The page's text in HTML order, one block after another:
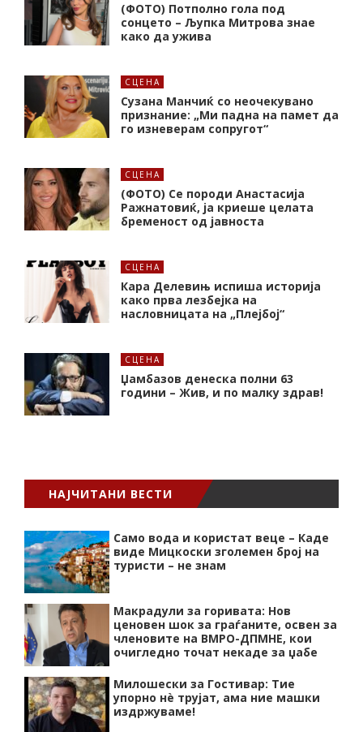
(ФОТО) Потполно гола под
сонцето – Љупка Митрова знае
како да ужива
СЦЕНА
Сузана Манчиќ со неочекувано
признание: „Ми падна на памет да
го изневерам сопругот“
СЦЕНА
(ФОТО) Се породи Анастасија
Ражнатовиќ, ја криеше целата
бременост од јавноста
СЦЕНА
Кара Делевињ испиша историја
како прва лезбејка на
насловницата на „Плејбој“
СЦЕНА
Џамбазов денеска полни 63
години – Жив, и по малку здрав!
НАЈЧИТАНИ ВЕСТИ
Само вода и користат веце – Каде
виде Мицкоски зголемен број на
туристи – не знам
Макрадули за горивата: Нов
ценовен шок за граѓаните, освен за
членовите на ВМРО-ДПМНЕ, кои
очигледно точат некаде за џабе
Милошески за Гостивар: Тие
упорно нѐ трујат, ама ние машки
издржуваме!